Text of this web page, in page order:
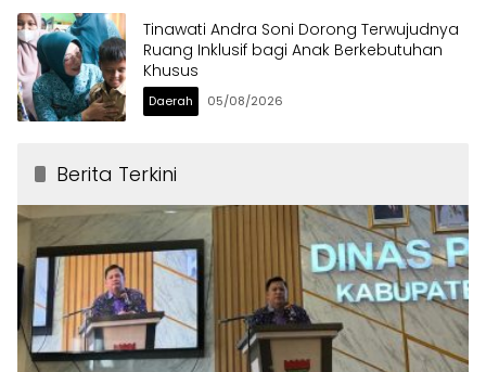
Tinawati Andra Soni Dorong Terwujudnya
Ruang Inklusif bagi Anak Berkebutuhan
Khusus
Daerah 05/08/2026
Berita Terkini